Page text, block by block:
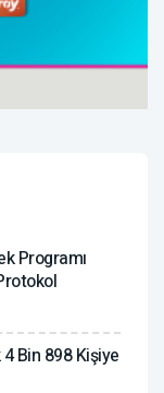
Programı
Bin 898 Kişiye